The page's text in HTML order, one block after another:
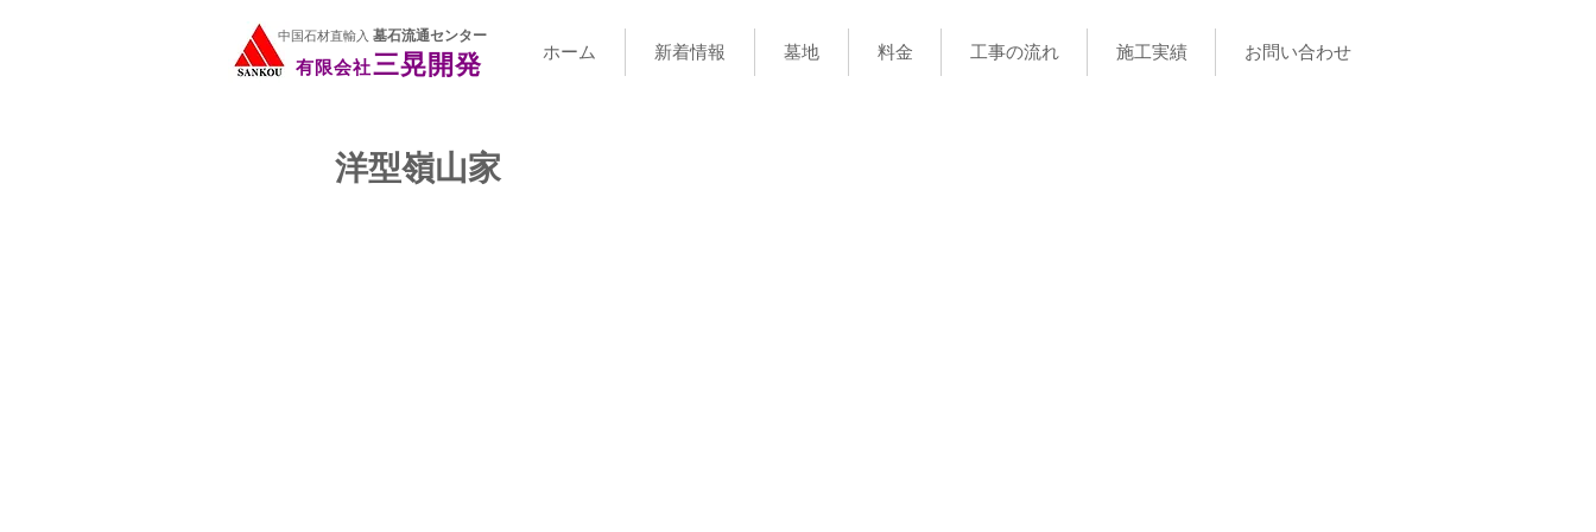
有限会社三晃開発
有限会社三晃開発
中国石材直輸入 墓石流通センター
ホーム 新着情報 墓地 料金 工事の流れ 施工実績 お問い合わせ
洋型嶺山家